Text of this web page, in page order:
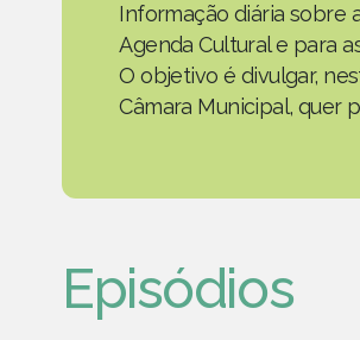
Informação diária sobre
Agenda Cultural e para
O objetivo é divulgar,
Câmara Municipal, quer
Episódios